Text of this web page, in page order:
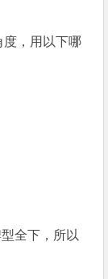
度，用以下哪
全下，所以